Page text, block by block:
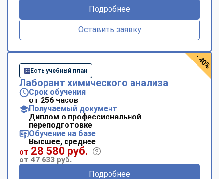
Подробнее
Оставить заявку
Есть учебный план
Лаборант химического анализа
Срок обучения
от 256 часов
Получаемый документ
Диплом о профессиональной
переподготовке
Обучение на базе
Высшее, среднее
от 28 580 руб.
от 47 633 руб.
Подробнее
- 40%